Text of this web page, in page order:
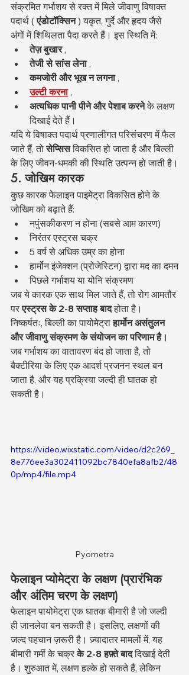
संक्रमित गर्भाशय से रक्त में मिले जीवाणु विषाक्त
पदार्थ ( एंडोटॉक्सिन ) यकृत, गुर्दे और हृदय जैसे
अंगों में शिथिलता पैदा करते हैं। इस स्थिति में:
तेज़ बुखार ,
तेजी से सांस लेना ,
कमजोरी और भूख न लगना ,
उल्टी करना ,
अत्यधिक पानी पीने और पेशाब करने के लक्षण
दिखाई देते हैं।
यदि ये विषाक्त पदार्थ प्रणालीगत परिसंचरण में फैल
जाते हैं, तो सेप्सिस विकसित हो जाता है और बिल्ली
के लिए जीवन-धमकी की स्थिति उत्पन्न हो जाती है।
5. जोखिम कारक
कुछ कारक फेलाइन पाइमेट्रा विकसित होने के
जोखिम को बढ़ाते हैं:
नपुंसकीकरण न होना (सबसे आम कारण)
निरंतर एस्ट्रस चक्र
5 वर्ष से अधिक उम्र का होना
हार्मोन इंजेक्शन (प्रोजेस्टिन) द्वारा मद का दमन
पिछले गर्भाशय या योनि संक्रमण
जब ये कारक एक साथ मिल जाते हैं, तो रोग आमतौर
पर एस्ट्रस के 2-8 सप्ताह बाद होता है।
निष्कर्षतः, बिल्ली का पायोमेट्रा हार्मोन असंतुलन
और जीवाणु संक्रमण के संयोजन का परिणाम है।
जब गर्भाशय का वातावरण बंद हो जाता है, तो
बैक्टीरिया के लिए एक आदर्श प्रजनन स्थल बन
जाता है, और यह प्रक्रिया जल्दी ही घातक हो
सकती है।
https://video.wixstatic.com/video/d2c269_
8e776ee3a302411092bc7840efa8afb2/48
0p/mp4/file.mp4
Pyometra
फेलाइन प्योमेट्रा के लक्षण (प्रारंभिक
और अंतिम चरण के लक्षण)
फेलाइन पायोमेट्रा एक घातक बीमारी है जो जल्दी
ही जानलेवा बन सकती है। इसलिए, लक्षणों की
जल्द पहचान ज़रूरी है। ज़्यादातर मामलों में, यह
बीमारी गर्मी के चक्र के 2-8 हफ़्ते बाद दिखाई देती
है। शुरुआत में, लक्षण हल्के हो सकते हैं, लेकिन